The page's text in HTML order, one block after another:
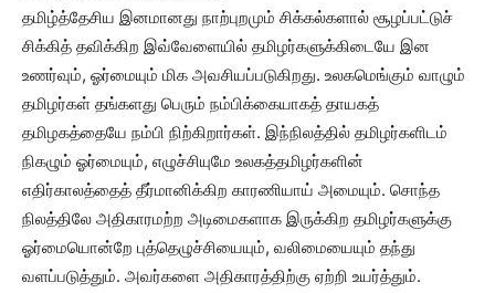
தமிழ்த்தேசிய இனமானது நாற்புறமும் சிக்கல்களால் சூழப்பட்டுச்
சிக்கித் தவிக்கிற இவ்வேளையில் தமிழர்களுக்கிடையே இன
உணர்வும், ஓர்மையும் மிக அவசியப்படுகிறது. உலகமெங்கும் வாழும்
தமிழர்கள் தங்களது பெரும் நம்பிக்கையாகத் தாயகத்
தமிழகத்தையே நம்பி நிற்கிறார்கள். இந்நிலத்தில் தமிழர்களிடம்
நிகழும் ஓர்மையும், எழுச்சியுமே உலகத்தமிழர்களின்
எதிர்காலத்தைத் தீர்மானிக்கிற காரணியாய் அமையும். சொந்த
நிலத்திலே அதிகாரமற்ற அடிமைகளாக இருக்கிற தமிழர்களுக்கு
ஓர்மையொன்றே புத்தெழுச்சியையும், வலிமையையும் தந்து
வளப்படுத்தும். அவர்களை அதிகாரத்திற்கு ஏற்றி உயர்த்தும்.